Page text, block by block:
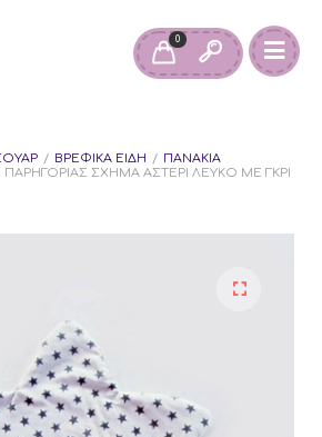
0
/ ΒΡΕΦΙΚΆ ΕΊΔΗ / ΠΑΝΆΚΙΑ
ΠΑΡΗΓΟΡΙΆΣ ΣΧΉΜΑ ΑΣΤΈΡΙ ΛΕΥΚΌ ΜΕ ΓΚΡΊ